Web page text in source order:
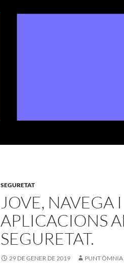
SEGURETAT
JOVE, NAVEGA
APLICACIONS
SEGURETAT.
29 DE GENER DE 2019 PUNT ÒMNIA